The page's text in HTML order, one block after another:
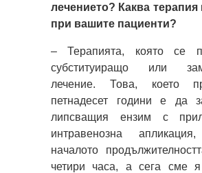
лечението? Каква терапия
при вашите пациенти?
– Терапията, която се
субституиращо или
лечение. Това, което
петнадесет години е да
липсващия ензим с
интравенозна
началото
четири часа, а сега сме